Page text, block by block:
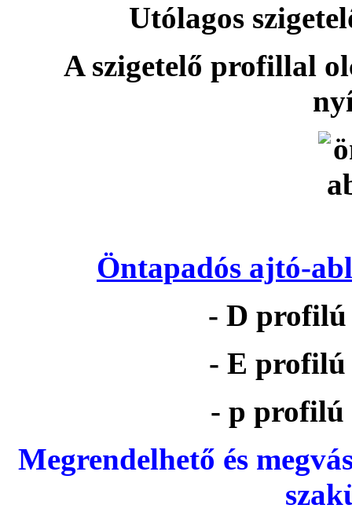
Utólagos
A szigetelő profillal
Öntapadós ajtó-
- D profilú
- E profilú
- p profilú
Megrendelhető és